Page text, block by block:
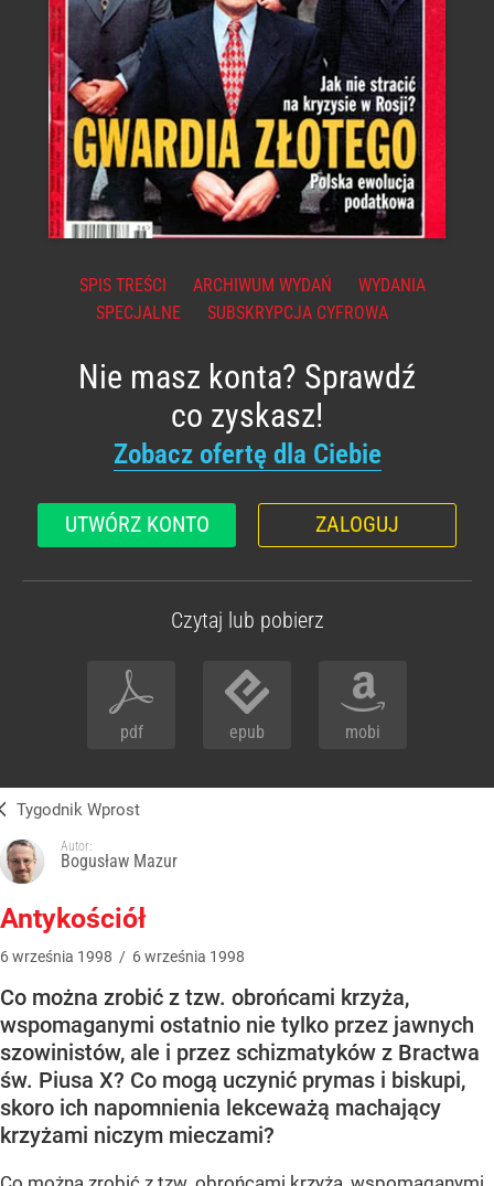
SPIS TREŚCI ARCHIWUM WYDAŃ
WYDANIA
SPECJALNE
SUBSKRYPCJA CYFROWA
Nie masz konta? Sprawdź
co zyskasz!
Zobacz ofertę dla Ciebie
UTWÓRZ KONTO ZALOGUJ
Czytaj lub pobierz
pdf epub mobi
Tygodnik Wprost
Autor:
Bogusław Mazur
Antykościół
6września 1998 / 6września 1998
Co można zrobić z tzw. obrońcami krzyża,
wspomaganymi ostatnio nie tylko przez jawnych
szowinistów, ale i przez schizmatyków z Bractwa
św. Piusa X? Co mogą uczynić prymas i biskupi,
skoro ich napomnienia lekceważą machający
krzyżami niczym mieczami?